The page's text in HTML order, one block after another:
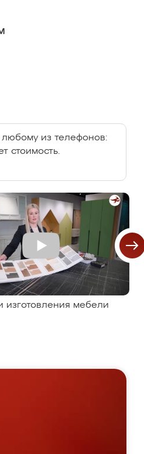
из телефонов:
стоимость.
изготовления мебели